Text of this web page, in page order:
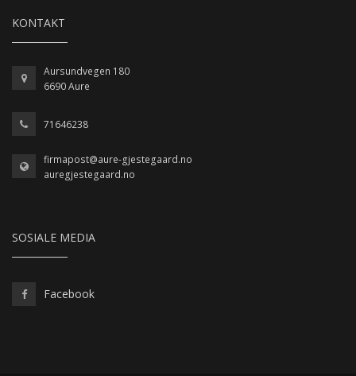
KONTAKT
Aursundvegen 180
6690 Aure
71646238
firmapost@aure-gjestegaard.no
auregjestegaard.no
SOSIALE MEDIA
Facebook